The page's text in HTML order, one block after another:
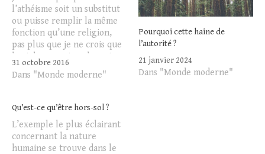
l’athéisme soit un substitut
ou puisse remplir la même
fonction qu’une religion,
pas plus que je ne crois que
la violence puisse devenir
un substitut de l’autorité.
Mais si nous suivons les
conservateurs qui, en ce
moment, ont une assez
bonne chance d’être…
31 octobre 2016
Dans "Monde moderne"
Pourquoi cette haine de
l’autorité ?
21 janvier 2024
Dans "Monde moderne"
Qu’est-ce qu’être hors-sol ?
L’exemple le plus éclairant
concernant la nature
humaine se trouve dans le